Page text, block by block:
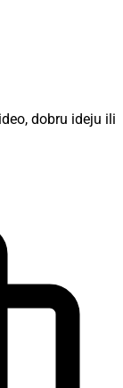
dobru ideju ili